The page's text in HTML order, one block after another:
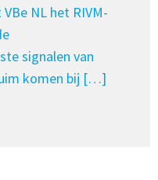
NL het RIVM-
signalen van
komen bij […]